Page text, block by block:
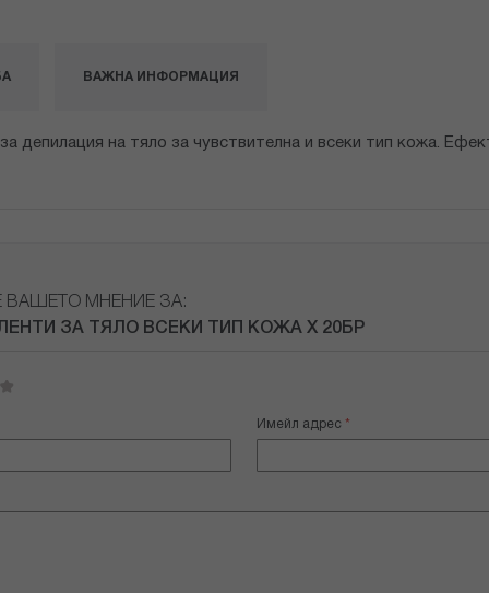
за депилация на тяло за чувствителна и всеки тип кожа.
ВАЖНА ИНФОРМАЦИЯ
ВАШЕТО МНЕНИЕ ЗА:
ЗА ТЯЛО ВСЕКИ ТИП КОЖА Х 20БР
Имейл адрес